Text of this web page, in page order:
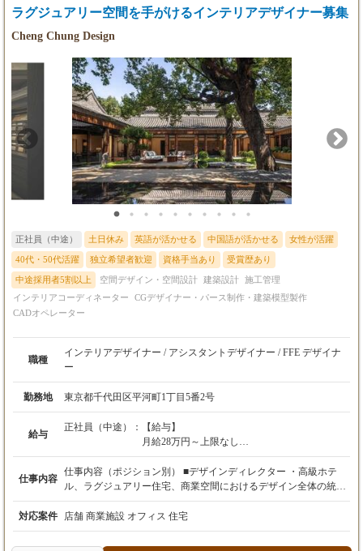
【年収例】
たデザインがどのように施工されるのか。 素材がどのように納ま
ある設計や、より良い提案につながると考えているためです。 設
力業者と役割分担し、設計意図の共有、納まりの確認、工程・品
質・コストの調整を行います。 目指すのは、一人ですべてを抱え
ることではなく、お客様との対話から提案、設計、施工、完成ま
での流れを理解し、専門家と連携しながらプロジェクト全体を動
かせる人材です。 ■この仕事で得られること■ ・経営者や事業責
任者と直接対話する経験 ・事業背景を理解し、提案へつなげる力
・コンセプト立案から完成まで携わる経験 ・設計・施工・プロジ
ェクト推進を横断した総合力 ・将来的に設計PMやプロジェクト
リーダーとして活躍できるキャリア ■メッセージ■ 設計が好き。
空間づくりに関わりたい。 図面を描くだけではなく、もっとお客
様の近くで仕事がしたい。 自分の提案がどのように現場で形にな
るのかを見届けたい。 いつかは、自分で一つのプロジェクトを動
かしてみたい。 そんな想いを持つ方を歓迎します。 経験者の方
には、これまで培ってきた力を、より広い領域で発揮していただ
きたいと考えています。 未経験の方には、現在の知識やスキルだ
けで応募を迷ってほしくありません。 空間づくりを通じて、お客
様の事業に貢献し、自分自身も成長したい。 そんな方と、一緒に
仕事ができることを楽しみにしています。
ラグジュアリー空間を手がけるインテリアデザイナー募集
Cheng Chung Design
正社員（中途） 土日休み 英語が活かせる 中国語が活かせる 女性が活躍
40代・50代活躍 独立希望者歓迎 資格手当あり 受賞歴あり
中途採用者5割以上 空間デザイン・空間設計 建築設計 施工管理
インテリアコーディネーター
CGデザイナー・パース制作・建築模型製作
CADオペレーター
職種
インテリアデザイナー / アシスタントデザイナー / FFE デザイナ
ー
勤務地 東京都千代田区平河町1丁目5番2号
給与
正社員（中途）：
【給与】
月給28万円～上限なし
※経験・スキルを考慮の上、決定します。
【試用期間】
あり（本採用時と条件変更なし）
仕事内容
仕事内容（ポジション別） ■デザインディレクター ・高級ホテ
ル、ラグジュアリー住宅、商業空間におけるデザイン全体の統括
・コンセプト立案およびデザイン方針の策定 ・クライアントへの
提案・プレゼンテーションの主導 ・プロジェクト全体の品質・ス
ケジュール・コスト管理 ・日本および海外拠点との連携によるプ
ロジェクト推進 ・チームマネジメント（指導・評価・育成） ■シ
対応案件 店舗 商業施設 オフィス 住宅